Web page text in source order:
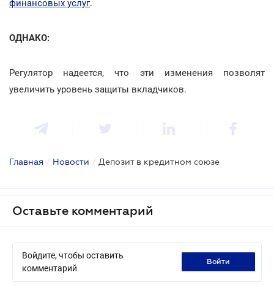
финансовых услуг.
ОДНАКО:
Регулятор надеется, что эти изменения позволят
увеличить уровень защиты вкладчиков.
Главная / Новости / Депозит в кредитном союзе
Оставьте комментарий
Войдите, чтобы оставить
комментарий
войти